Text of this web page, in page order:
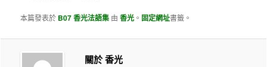
本篇發表於 B07 香光法語集 由香光 。 固定網址書籤。
關於 香光